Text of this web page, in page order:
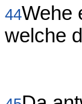
44Wehe
welche